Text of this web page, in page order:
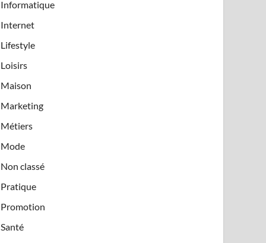
Informatique
Internet
Lifestyle
Loisirs
Maison
Marketing
Métiers
Mode
Non classé
Pratique
Promotion
Santé